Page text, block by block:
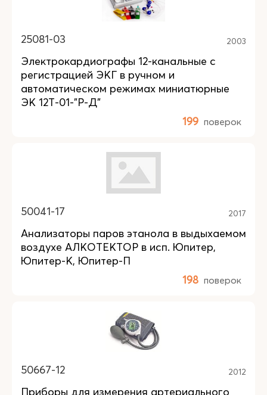
25081-03 2003
Электрокардиографы 12-канальные с
регистрацией ЭКГ в ручном и
автоматическом режимах миниатюрные
ЭК 12Т-01-"Р-Д"
199 поверок
50041-17 2017
Анализаторы паров этанола в выдыхаемом
воздухе АЛКОТЕКТОР в исп. Юпитер,
Юпитер-К, Юпитер-П
198 поверок
50667-12 2012
Приборы для измерения артериального